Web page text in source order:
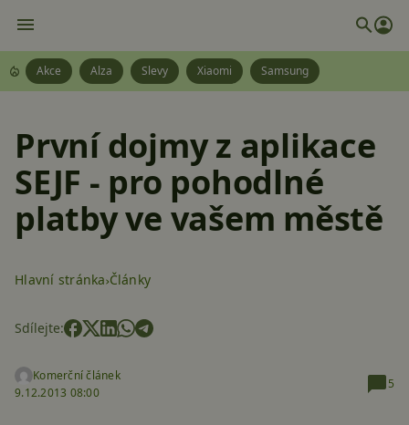
Akce Alza Slevy Xiaomi Samsung
První dojmy z aplikace
SEJF - pro pohodlné
platby ve vašem městě
Hlavní stránka Články
Sdílejte:
Komerční článek
9.12.2013 08:00
5